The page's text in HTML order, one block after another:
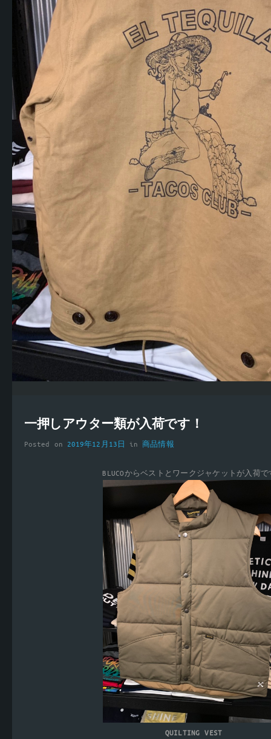
一押しアウター類が入荷です！
Posted on 2019年12月13日 in 商品情報
BLUCOからベストとワークジャケットが入荷で
QUILTING VEST